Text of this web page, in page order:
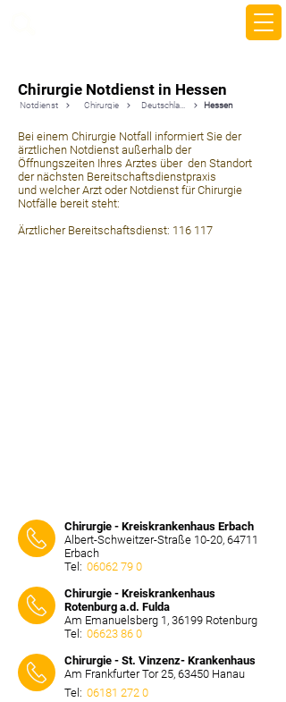
Chirurgie Notdienst in Hessen
Notdienst Chirurgie Hessen
Bei einem Chirurgie Notfall informiert Sie der
ärztlichen Notdienst außerhalb der
Öffnungszeiten Ihres Arztes über den Standort
der nächsten Bereitschaftsdienstpraxis
und welcher Arzt oder Notdienst für Chirurgie
Notfälle bereit steht:
Ärztlicher Bereitschaftsdienst: 116 117
Chirurgie - Kreiskrankenhaus Erbach
Albert-Schweitzer-Straße 10-20, 64711
Erbach
Tel: 06062 79 0
Chirurgie - Kreiskrankenhaus
Rotenburg a.d. Fulda
Am Emanuelsberg 1, 36199 Rotenburg
Tel: 06623 86 0
Chirurgie - St. Vinzenz- Krankenhaus
Am Frankfurter Tor 25, 63450 Hanau
Tel: 06181 272 0